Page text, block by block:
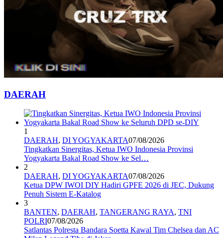
DAERAH
1
DAERAH, DI YOGYAKARTA07/08/2026
Tingkatkan Sinergitas, Ketua IWO Indonesia Provinsi
Yogyakarta Bakal Road Show ke Sel…
2
DAERAH, DI YOGYAKARTA07/08/2026
Ketua DPW IWOI DIY Hadiri GPFE 2026 di JEC, Dukung
Penuh Sistem E-Katalog
3
BANTEN, DAERAH, TANGERANG RAYA, TNI
POLRI07/08/2026
Satlantas Polresta Bandara Soetta Kawal Tim Chelsea dan AC